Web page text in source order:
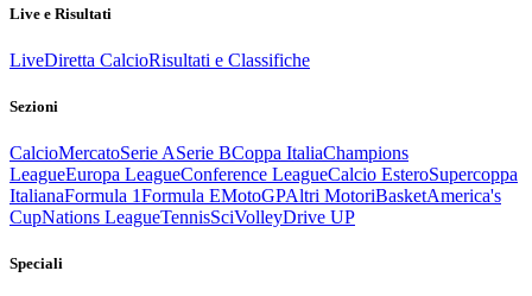
Live e Risultati
LiveDiretta CalcioRisultati e Classifiche
Sezioni
CalcioMercatoSerie ASerie BCoppa ItaliaChampions
LeagueEuropa LeagueConference LeagueCalcio EsteroSupercoppa
ItalianaFormula 1Formula EMotoGPAltri MotoriBasketAmerica's
CupNations LeagueTennisSciVolleyDrive UP
Speciali